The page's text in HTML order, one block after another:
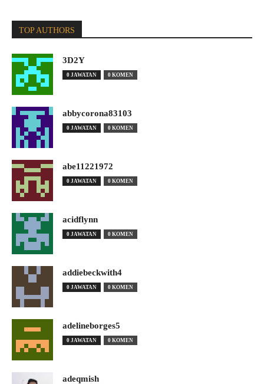
TOP AUTHORS
3D2Y
0 JAWATAN 0 KOMEN
abbycorona83103
0 JAWATAN 0 KOMEN
abe11221972
0 JAWATAN 0 KOMEN
acidflynn
0 JAWATAN 0 KOMEN
addiebeckwith4
0 JAWATAN 0 KOMEN
adelineborges5
0 JAWATAN 0 KOMEN
adeqmish